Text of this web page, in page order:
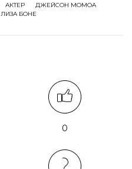
АКТЕР
ДЖЕЙСОН МОМОА
ЛИЗА БОНЕ
0